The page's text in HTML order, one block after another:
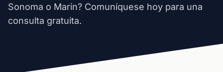
Sonoma o Marin? Comuníquese hoy para una
consulta gratuita.